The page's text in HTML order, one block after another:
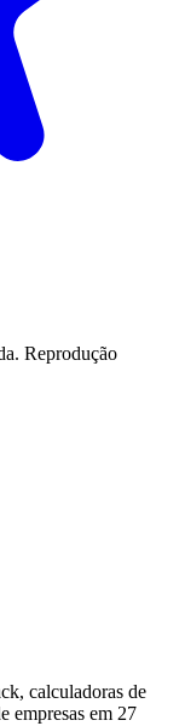
Reprodução
calculadoras de
empresas em 27